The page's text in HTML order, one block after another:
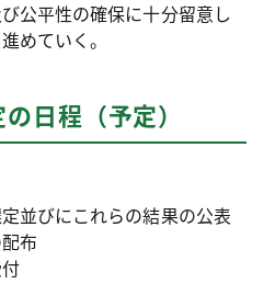
公平性の確保に十分留意し
めていく。
日程（予定）
並びにこれらの結果の公表
布